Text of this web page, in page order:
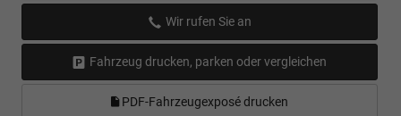
Wir rufen Sie an
Fahrzeug drucken, parken oder vergleichen
PDF-Fahrzeugexposé drucken